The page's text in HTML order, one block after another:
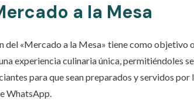
a la Mesa
del «Mercado a la Mesa» tiene como objetivo
experiencia culinaria única, permitiéndoles
para que sean preparados y servidos
WhatsApp.